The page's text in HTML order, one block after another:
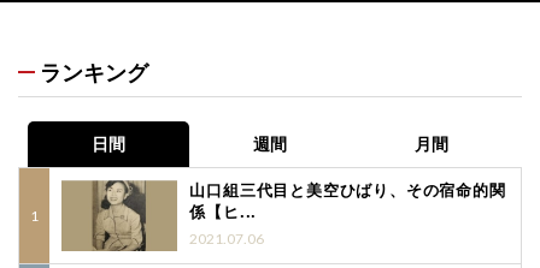
ランキング
日間 週間 月間
山口組三代目と美空ひばり、その宿命的関
係【ヒ...
2021.07.06